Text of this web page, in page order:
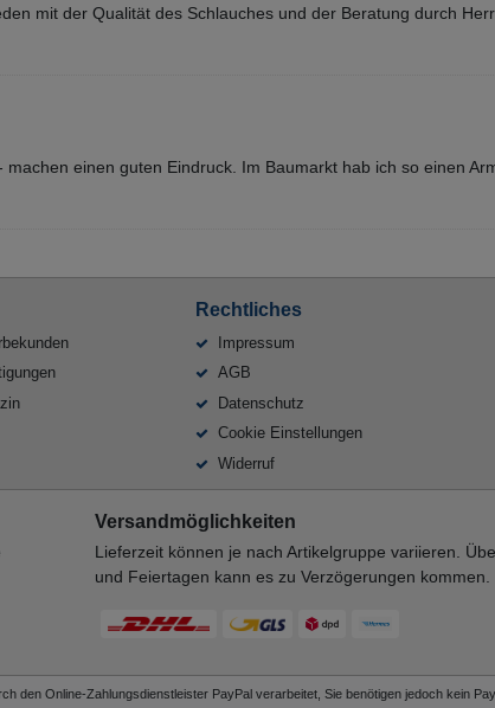
mit der Qualität des Schlauches und der Beratung durch
einen guten Eindruck. Im Baumarkt hab ich so einen
Rechtliches
Impressum
AGB
Datenschutz
Cookie Einstellungen
Widerruf
Versandmöglichkeiten
Lieferzeit können je nach Artikelgruppe variieren.
und Feiertagen kann es zu Verzögerungen kommen.
den Online-Zahlungsdienstleister PayPal verarbeitet, Sie benötigen jedoch kein